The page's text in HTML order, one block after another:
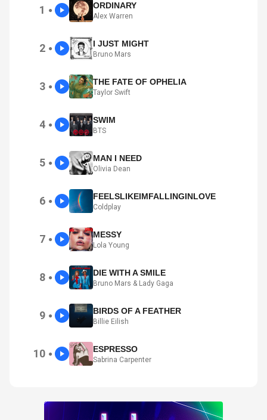
1 ● ORDINARY
Alex Warren
2 ● I JUST MIGHT
Bruno Mars
3 ● THE FATE OF OPHELIA
Taylor Swift
4 ● SWIM
BTS
5 ● MAN I NEED
Olivia Dean
6 ● FEELSLIKEIMFALLINGINLOVE
Coldplay
7 ● MESSY
Lola Young
8 ● DIE WITH A SMILE
Bruno Mars & Lady Gaga
9 ● BIRDS OF A FEATHER
Billie Eilish
10 ● ESPRESSO
Sabrina Carpenter